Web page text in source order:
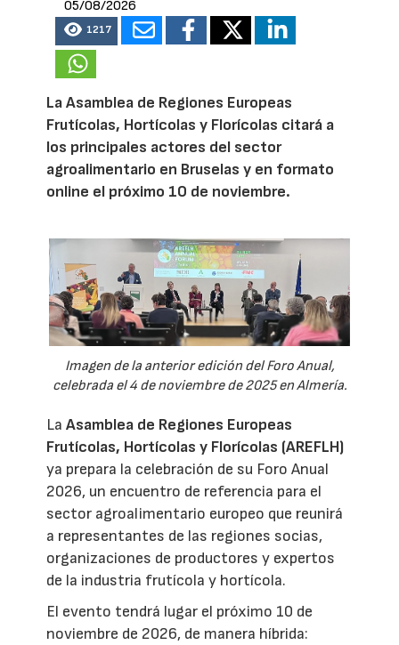
05/08/2026
1217
La Asamblea de Regiones Europeas
Frutícolas, Hortícolas y Florícolas citará a
los principales actores del sector
agroalimentario en Bruselas y en formato
online el próximo 10 de noviembre.
Imagen de la anterior edición del Foro Anual,
celebrada el 4 de noviembre de 2025 en Almería.
LaAsamblea de Regiones Europeas
Frutícolas, Hortícolas y Florícolas (AREFLH)
ya prepara la celebración de su Foro Anual
2026, un encuentro de referencia para el
sector agroalimentario europeo que reunirá
a representantes de las regiones socias,
organizaciones de productores y expertos
de la industria frutícola y hortícola.
El evento tendrá lugar el próximo 10 de
noviembre de 2026, de manera híbrida: